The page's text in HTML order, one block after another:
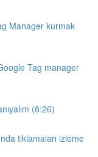
Manager kurmak
Tag manager
(8:26)
tıklamaları izleme